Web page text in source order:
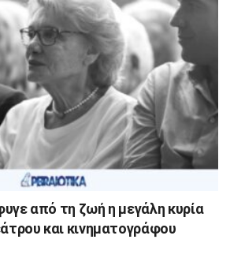
από τη ζωή η μεγάλη κυρία
και κινηματογράφου